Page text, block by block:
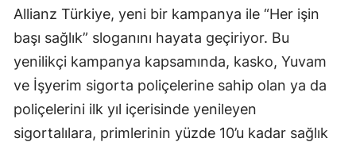
Elazığ
Erzincan
Erzurum
Eskişehir
Allianz Türkiye, yeni bir kampanya ile “Her işin
başı sağlık” sloganını hayata geçiriyor. Bu
yenilikçi kampanya kapsamında, kasko, Yuvam
ve İşyerim sigorta poliçelerine sahip olan ya da
poliçelerini ilk yıl içerisinde yenileyen
sigortalılara, primlerinin yüzde 10’u kadar sağlık